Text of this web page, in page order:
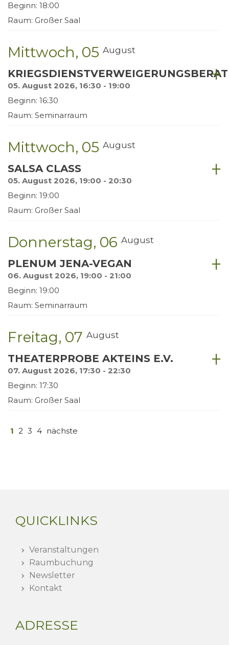
Beginn: 18:00
Raum: Großer Saal
Mittwoch 05 August
05. August 2026, 16:30 - 19:00
Beginn: 16:30
Raum: Seminarraum
Mittwoch 05 August
SALSA CLASS
05. August 2026, 19:00 - 20:30
Beginn: 19:00
Raum: Großer Saal
Donnerstag 06 August
PLENUM JENA-VEGAN
06. August 2026, 19:00 - 21:00
Beginn: 19:00
Raum: Seminarraum
Freitag 07 August
THEATERPROBE AKTEINS E.V.
07. August 2026, 17:30 - 22:30
Beginn: 17:30
Raum: Großer Saal
1 2 3 4 nächste
QUICKLINKS
Veranstaltungen
Raumbuchung
Newsletter
Kontakt
ADRESSE